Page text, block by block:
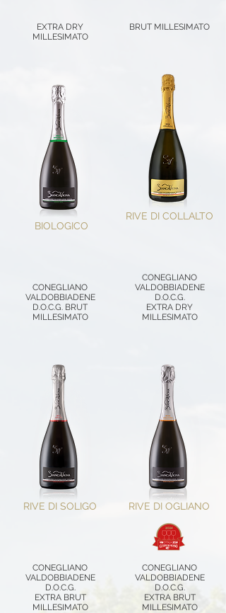
EXTRA DRY
MILLESIMATO
BIOLOGICO
CONEGLIANO
VALDOBBIADENE
D.O.C.G. BRUT
MILLESIMATO
RIVE DI SOLIGO
CONEGLIANO
VALDOBBIADENE
D.O.C.G.
EXTRA BRUT
MILLESIMATO
BRUT MILLESIMATO
RIVE DI COLLALTO
CONEGLIANO
VALDOBBIADENE
D.O.C.G.
EXTRA DRY
MILLESIMATO
RIVE DI OGLIANO
CONEGLIANO
VALDOBBIADENE
D.O.C.G.
EXTRA BRUT
MILLESIMATO